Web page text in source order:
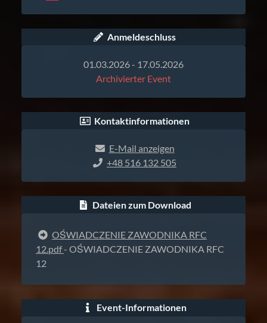
Anmeldeschluss
01.03.2026 - 17.05.2026
Archivierter Event
Kontaktinformationen
E-Mail anzeigen
+48 516 132 505
Dateien zum Download
OŚWIADCZENIE ZAWODNIKA RFC
12.pdf- OŚWIADCZENIE ZAWODNIKA RFC
12
Event-Informationen